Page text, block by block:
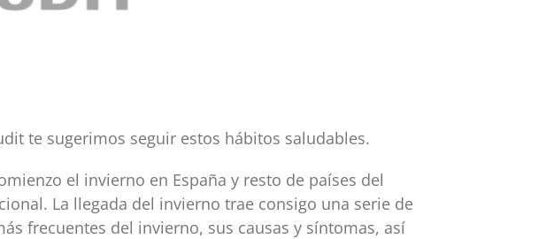
te sugerimos seguir estos hábitos saludables.
el invierno en España y resto de países del
La llegada del invierno trae consigo una serie de
frecuentes del invierno, sus causas y síntomas, así